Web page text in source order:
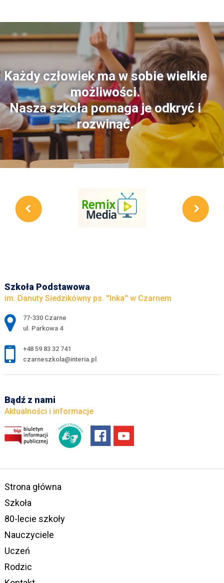
Każdy człowiek ma w sobie wielkie
możliwości.
Nasza szkoła pomaga je odkryć i
rozwinąć.
Szkoła Podstawowa
im. Danuty Siedzikówny ps. ''Inka'' w Czarnem
Adres pocztowy:
77-330 Czarne
ul. Parkowa 4
+48 59 83 32 741
czarneszkola@interia.pl
Bądź z nami
Aktualności i informacje
Strona główna
Szkoła
80-lecie szkoły
Nauczyciele
Uczeń
Rodzic